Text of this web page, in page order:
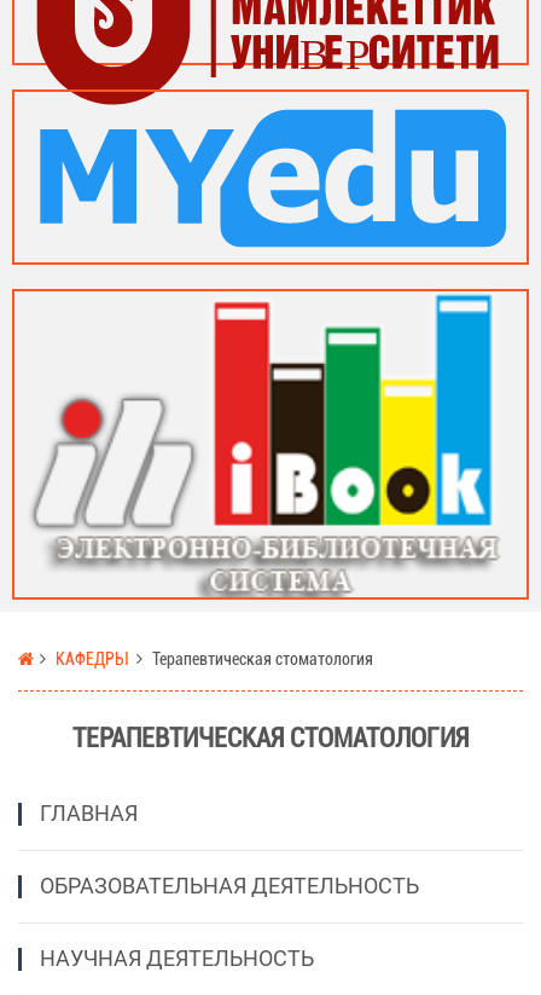
КАФЕДРЫ Терапевтическая стоматология
ТЕРАПЕВТИЧЕСКАЯ СТОМАТОЛОГИЯ
ГЛАВНАЯ
ОБРАЗОВАТЕЛЬНАЯ ДЕЯТЕЛЬНОСТЬ
НАУЧНАЯ ДЕЯТЕЛЬНОСТЬ